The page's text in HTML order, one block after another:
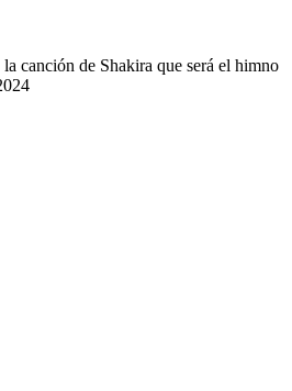
la canción de Shakira que será el himno